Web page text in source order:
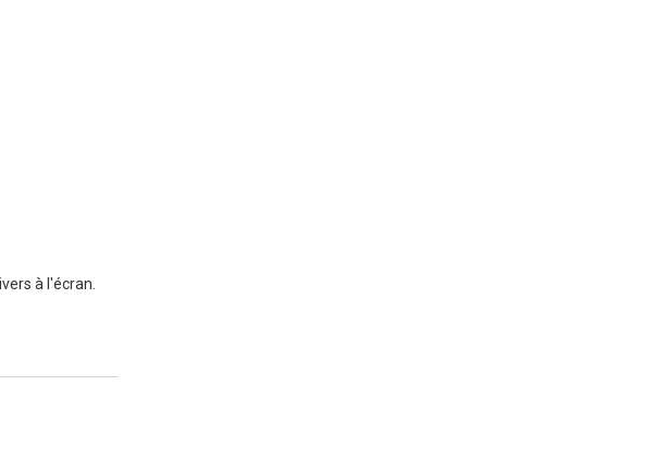
à l'écran.